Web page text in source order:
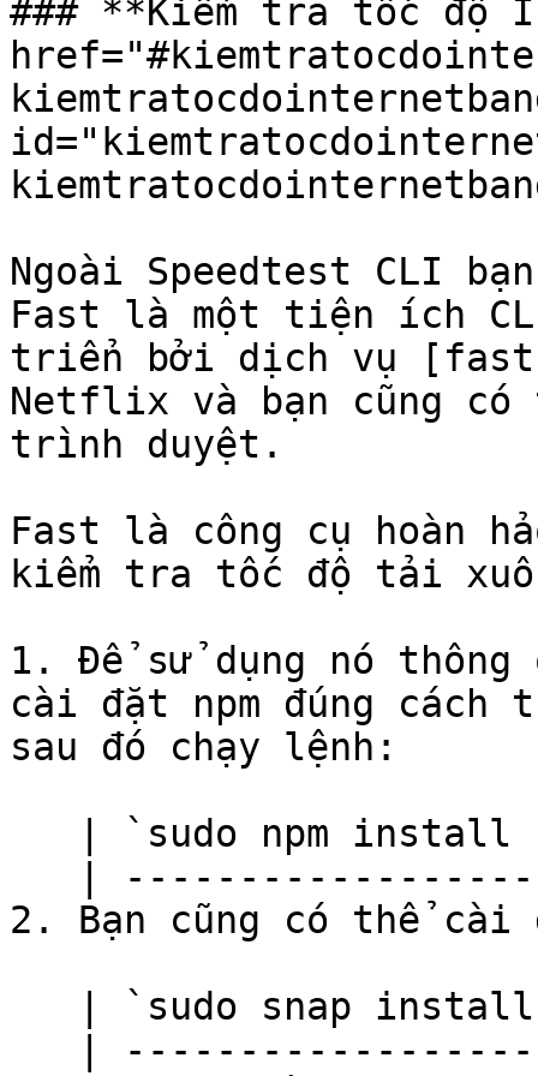
### **Kiểm tra tốc độ
Ngoài Speedtest CLI
Fast là một tiện ích CLI
triển bởi dịch vụ
Netflix và bạn cũng
trình duyệt.
Fast là công cụ hoàn
kiểm tra tốc độ tải
1. Để sử dụng nó thông
cài đặt npm đúng cách
sau đó chạy lệnh:
2. Bạn cũng có thể cài